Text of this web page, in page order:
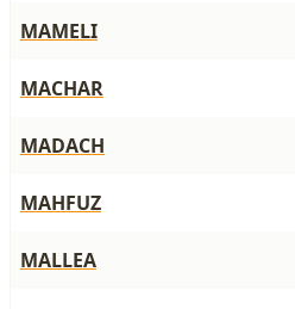
MAMELI
MACHAR
MADACH
MAHFUZ
MALLEA